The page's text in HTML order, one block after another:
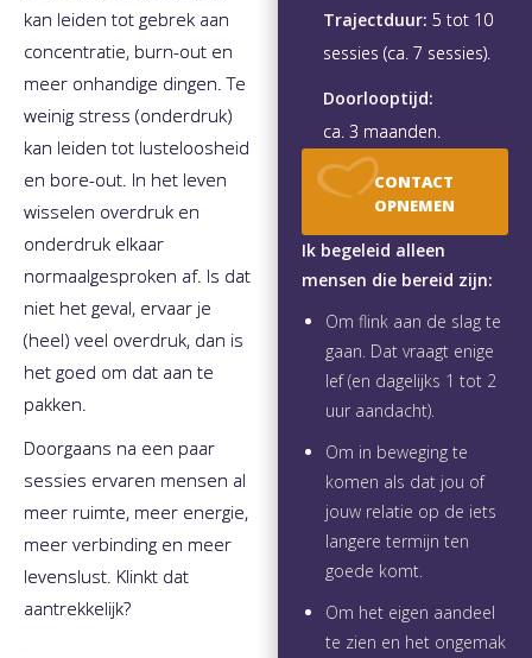
kan leiden tot gebrek aan
concentratie, burn-out en
meer onhandige dingen. Te
weinig stress (onderdruk)
kan leiden tot lusteloosheid
en bore-out. In het leven
wisselen overdruk en
onderdruk elkaar
normaalgesproken af. Is dat
niet het geval, ervaar je
(heel) veel overdruk, dan is
het goed om dat aan te
pakken.
​Doorgaans na een paar
sessies ervaren mensen al
meer ruimte, meer energie,
meer verbinding en meer
levenslust. Klinkt dat
aantrekkelijk?
Trajectduur: 5 tot 10
sessies (ca. 7 sessies).
Doorlooptijd:
ca. 3 maanden.
CONTACT
OPNEMEN
Ik begeleid alleen
mensen die bereid zijn:
Om flink aan de slag te
gaan. Dat vraagt enige
lef (en dagelijks 1 tot 2
uur aandacht).
Om in beweging te
komen als dat jou of
jouw relatie op de iets
langere termijn ten
goede komt.
Om het eigen aandeel
te zien en het ongemak